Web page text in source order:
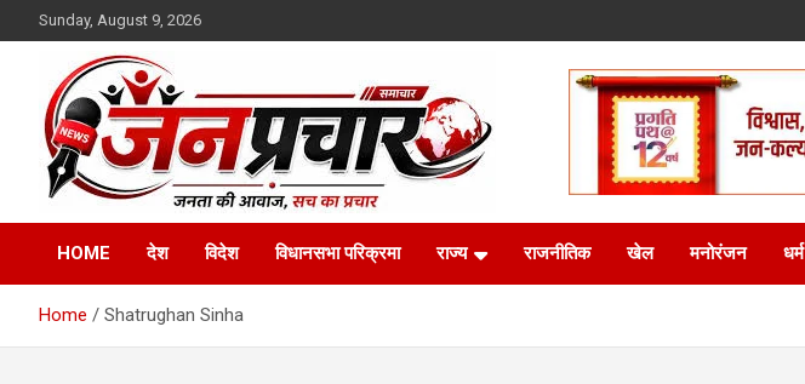
to
Sunday, August 9, 2026
:: जनप्रचार ::
Madhya Pradesh News Today | MP News Hindi
HOME
देश विदेश विधानसभा परिक्रमा राज्य राजनीतिक खेल मनोरंजन धर्म
Home Shatrughan Sinha